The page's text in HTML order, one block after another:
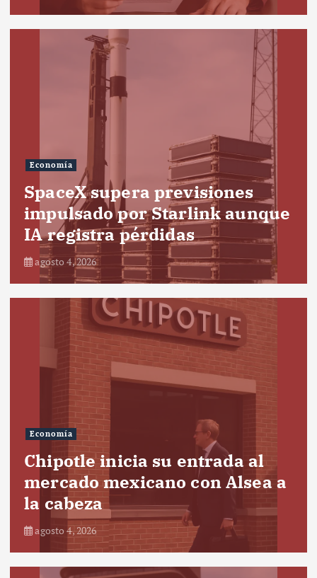
Economía
SpaceX supera previsiones
impulsado por Starlink aunque
IA registra pérdidas
agosto 4, 2026
Economía
Chipotle inicia su entrada al
mercado mexicano con Alsea a
la cabeza
agosto 4, 2026